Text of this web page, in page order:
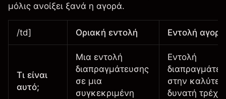
μόλις ανοίξει ξανά η αγορά.
/td] Οριακή εντολή Εντολή
Τι είναι
αυτό;
Μια εντολή
διαπραγμάτευσης
σε μια
συγκεκριμένη
Εντολή
στην
δυνατή